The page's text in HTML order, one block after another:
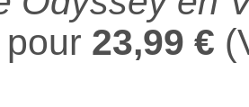
pour 23,99 €